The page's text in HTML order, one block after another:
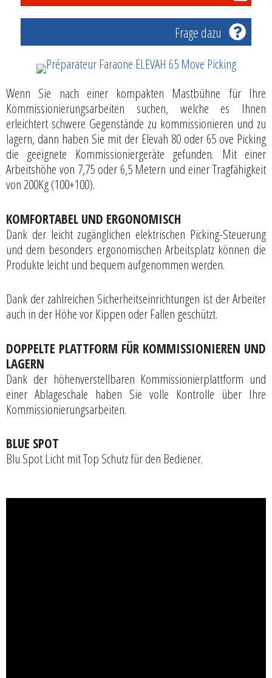
Frage dazu
Wenn Sie nach einer kompakten Mastbühne für Ihre
Kommissionierungsarbeiten suchen, welche es Ihnen
erleichtert schwere Gegenstände zu kommissionieren und zu
lagern, dann haben Sie mit der Elevah 80 oder 65 ove Picking
die geeignete Kommissioniergeräte gefunden. Mit einer
Arbeitshöhe von 7,75 oder 6,5 Metern und einer Tragfähigkeit
von 200Kg (100+100).
KOMFORTABEL UND ERGONOMISCH
Dank der leicht zugänglichen elektrischen Picking-Steuerung
und dem besonders ergonomischen Arbeitsplatz können die
Produkte leicht und bequem aufgenommen werden.
Dank der zahlreichen Sicherheitseinrichtungen ist der Arbeiter
auch in der Höhe vor Kippen oder Fallen geschützt.
DOPPELTE PLATTFORM FÜR KOMMISSIONIEREN UND
LAGERN
Dank der höhenverstellbaren Kommissionierplattform und
einer Ablageschale haben Sie volle Kontrolle über Ihre
Kommissionierungsarbeiten.
BLUE SPOT
Blu Spot Licht mit Top Schutz für den Bediener.